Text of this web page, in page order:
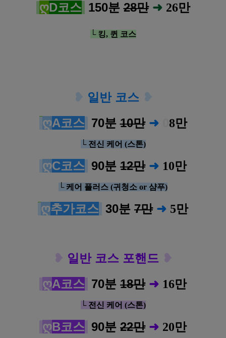
ღD코스 150분 28만 ➜ 26만
└ 킹, 퀸 코스
❥ 일반 코스 ❥
ღA코스 70분 10만 ➜ 8만
└ 전신 케어 (스톤)
ღC코스 90분 12만 ➜ 10만
└ 케어 플러스 (귀청소 or 샴푸)
ღ추가코스 30분 7만 ➜ 5만
❥ 일반 코스 포핸드 ❥
ღA코스 70분 18만 ➜ 16만
└ 전신 케어 (스톤)
ღB코스 90분 22만 ➜ 20만